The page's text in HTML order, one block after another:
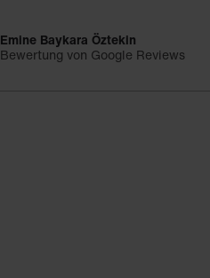
Emine Baykara Öztekin
Bewertung von Google Reviews